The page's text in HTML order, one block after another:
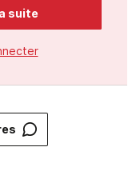
suite